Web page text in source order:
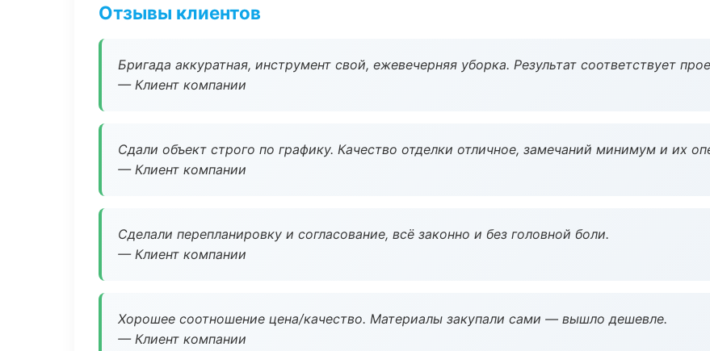
Отзывы клиентов
Бригада аккуратная, инструмент свой, ежевечерняя уборка. Результат соответствует
— Клиент компании
Сдали объект строго по графику. Качество отделки отличное, замечаний минимум и их
— Клиент компании
Сделали перепланировку и согласование, всё законно и без головной боли.
— Клиент компании
Хорошее соотношение цена/качество. Материалы закупали сами — вышло дешевле.
— Клиент компании